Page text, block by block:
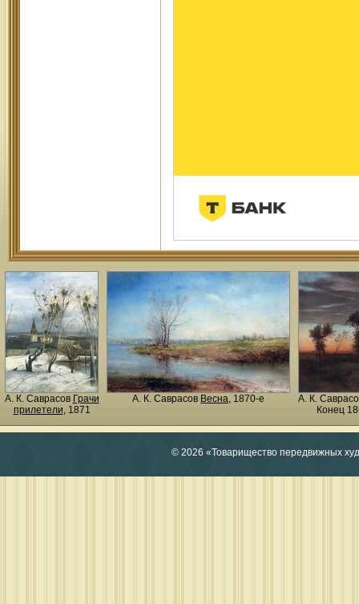
А. К. Саврасов Грачи
прилетели, 1871
А. К. Саврасов Весна, 1870-е
А. К.
Конец
© 2026 «Товарищество передвижных